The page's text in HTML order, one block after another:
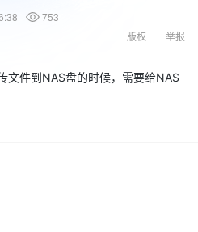
753
举报
版权
文件到NAS盘的时候，需要给NAS